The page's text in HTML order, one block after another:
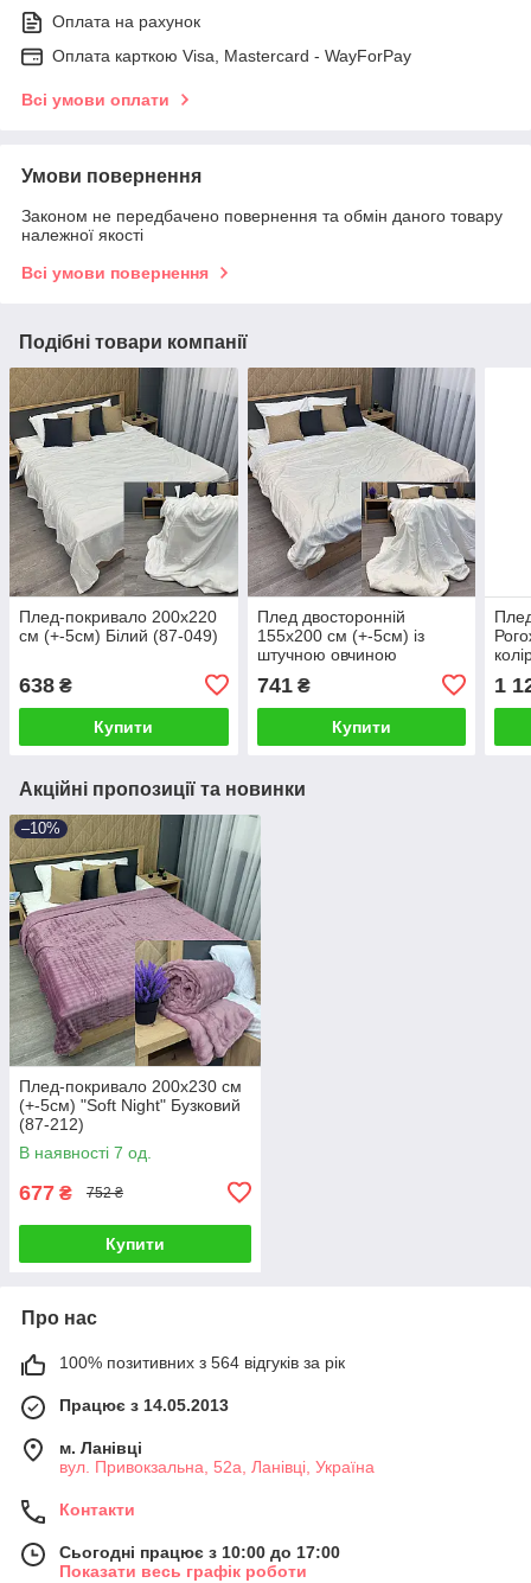
Оплата на рахунок
Оплата карткою Visa, Mastercard - WayForPay
Всі умови оплати
Умови повернення
Законом не передбачено повернення та обмін даного товару
належної якості
Всі умови повернення
Подібні товари компанії
Плед-покривало 200х220
см (+-5см) Білий (87-049)
638 ₴
Купити
Плед двосторонній
155х200 см (+-5см) із
штучною овчиною
741₴
Купити
1
Акційні пропозиції та новинки
–10%
Плед-покривало 200х230 см
(+-5см) "Soft Night" Бузковий
(87-212)
В наявності 7 од.
677 ₴ 752 ₴
Купити
Про нас
100% позитивних з 564 відгуків за рік
Працює з 14.05.2013
м. Ланівці
вул. Привокзальна, 52а, Ланівці, Україна
Контакти
Сьогодні працює з 10:00 до 17:00
Показати весь графік роботи